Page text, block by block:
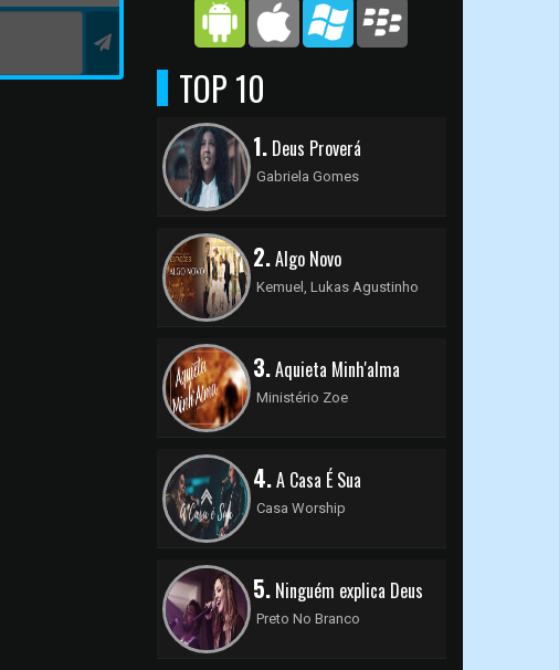
TOP 10
1.Deus Proverá
Gabriela Gomes
2.Algo Novo
Kemuel, Lukas Agustinho
3.Aquieta Minh'alma
Ministério Zoe
4.A Casa É Sua
Casa Worship
5.Ninguém explica Deus
Preto No Branco